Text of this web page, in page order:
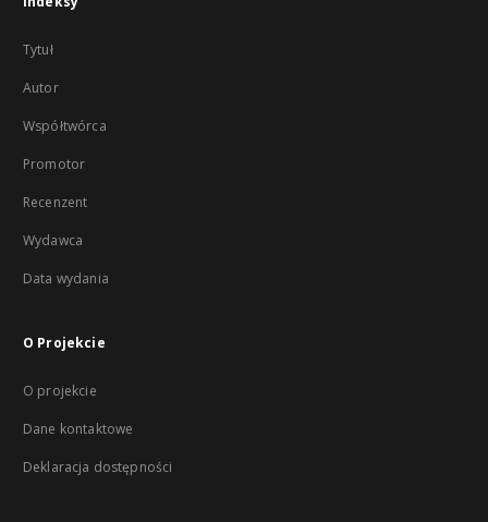
Tytuł
Autor
Współtwórca
Promotor
Recenzent
Wydawca
Data wydania
O Projekcie
O projekcie
Dane kontaktowe
Deklaracja dostępności